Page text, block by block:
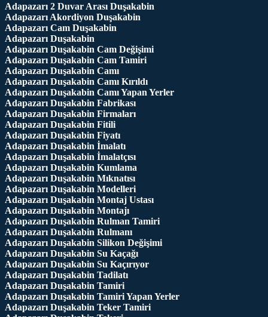
Adapazarı 2 Duvar Arası Duşakabin
Adapazarı Akordiyon Duşakabin
Adapazarı Cam Duşakabin
Adapazarı Duşakabin
Adapazarı Duşakabin Cam Değişimi
Adapazarı Duşakabin Cam Tamiri
Adapazarı Duşakabin Camı
Adapazarı Duşakabin Camı Kırıldı
Adapazarı Duşakabin Camı Yapan Yerler
Adapazarı Duşakabin Fabrikası
Adapazarı Duşakabin Firmaları
Adapazarı Duşakabin Fitili
Adapazarı Duşakabin Fiyatı
Adapazarı Duşakabin İmalatı
Adapazarı Duşakabin İmalatçısı
Adapazarı Duşakabin Kumlama
Adapazarı Duşakabin Mıknatısı
Adapazarı Duşakabin Modelleri
Adapazarı Duşakabin Montaj Ustası
Adapazarı Duşakabin Montajı
Adapazarı Duşakabin Rulman Tamiri
Adapazarı Duşakabin Rulmanı
Adapazarı Duşakabin Silikon Değişimi
Adapazarı Duşakabin Su Kaçağı
Adapazarı Duşakabin Su Kaçırıyor
Adapazarı Duşakabin Tadilatı
Adapazarı Duşakabin Tamiri
Adapazarı Duşakabin Tamiri Yapan Yerler
Adapazarı Duşakabin Teker Tamiri